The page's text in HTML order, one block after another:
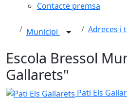
Contacte premsa
Municipi Adreces i
Escola Bressol
Gallarets"
Pati Els Gallarets Pati Els